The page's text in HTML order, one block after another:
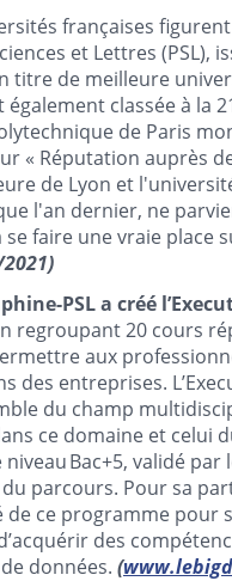
françaises
et Lettres
titre de meilleure
également classée à
de Paris
« Réputation auprès
de Lyon et
l'an dernier, ne
faire une vraie place
PSL a créé
regroupant 20 cours
aux
des entreprises.
du champ
ce domaine et celui
Bac+5, validé
du parcours. Pour sa
de ce programme pour
des
données. (